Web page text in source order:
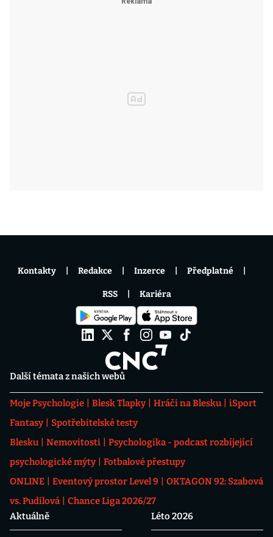
Další témata z našich webů
Moje Psychologie Blesk Tlapky Hráči na Blesku
iSport
Fantasy
Spotřebitelské testy
Blesku
Nemovitosti
Psychologika - podcast rozbíjející
psychologické mýty
Fotbalové přestupy
ONLINE
Eventový prostor Level 9
OKTAGON 92: Szabová
vs. Pudilová
Chance Liga 2026/27
Aktuálně
Léto 2026
Kontakty Redakce Inzerce Předplatné
RSS Kariéra